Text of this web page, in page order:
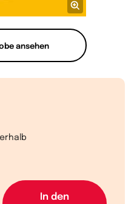
ansehen
In den